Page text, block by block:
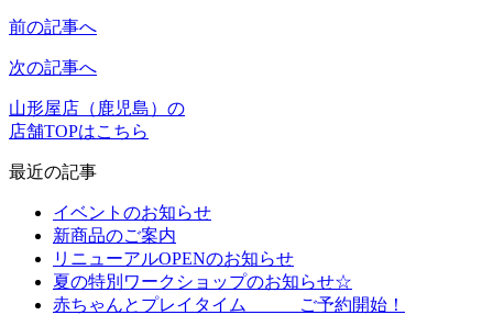
前の記事へ
次の記事へ
山形屋店（鹿児島）の
店舗TOPはこちら
最近の記事
イベントのお知らせ
新商品のご案内
リニューアルOPENのお知らせ
夏の特別ワークショップのお知らせ☆
赤ちゃんとプレイタイム ご予約開始！